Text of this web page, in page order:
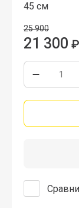
45 см
25 900
21 300 ₽